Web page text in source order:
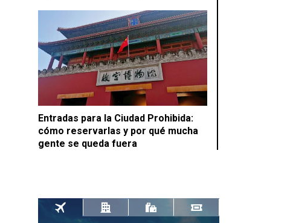
Entradas para la Ciudad Prohibida:
cómo reservarlas y por qué mucha
gente se queda fuera